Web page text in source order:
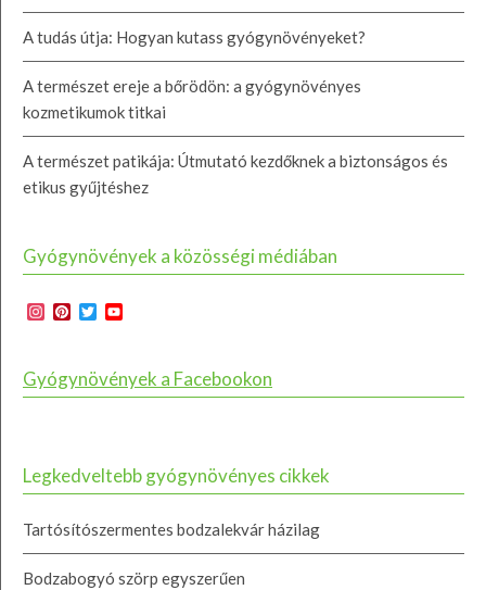
A tudás útja: Hogyan kutass gyógynövényeket?
A természet ereje a bőrödön: a gyógynövényes
kozmetikumok titkai
A természet patikája: Útmutató kezdőknek a biztonságos és
etikus gyűjtéshez
Gyógynövények a közösségi médiában
Instagram
Pinterest
Twitter
Gyógynövények a Facebookon
Legkedveltebb gyógynövényes cikkek
Tartósítószermentes bodzalekvár házilag
Bodzabogyó szörp egyszerűen